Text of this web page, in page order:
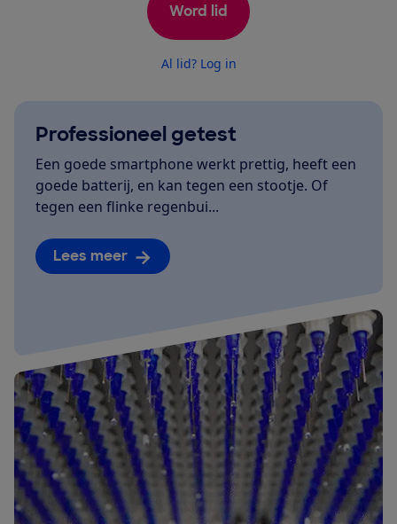
Word lid
Al lid? Log in
Professioneel getest
Een goede smartphone werkt prettig, heeft een
goede batterij, en kan tegen een stootje. Of
tegen een flinke regenbui...
Lees meer